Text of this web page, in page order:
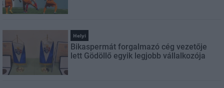
Helyi
Bikaspermát forgalmazó cég vezetője
lett Gödöllő egyik legjobb vállalkozója